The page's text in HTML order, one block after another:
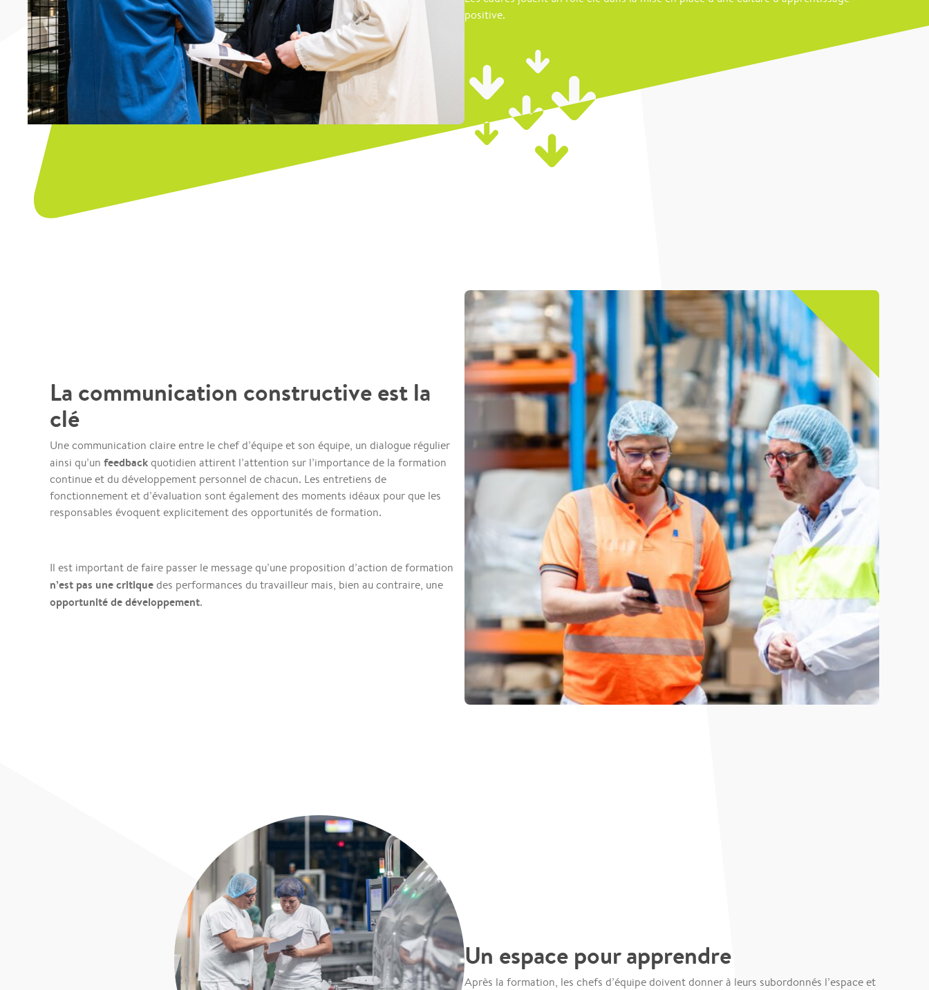
positive.
La communication constructive est la
clé
Une communication claire entre le chef d’équipe et son équipe, un dialogue régulier
ainsi qu’un feedbackquotidien attirent l’attention sur l’importance de la formation
continue et du développement personnel de chacun. Les entretiens de
fonctionnement et d’évaluation sont également des moments idéaux pour que les
responsables évoquent explicitement des opportunités de formation.
Il est important de faire passer le message qu’une proposition d’action de formation
n’est pas une critiquedes performances du travailleur mais, bien au contraire, une
opportunité de développement.
Un espace pour apprendre
Après la formation, les chefs d’équipe doivent donner à leurs subordonnés l’espace et